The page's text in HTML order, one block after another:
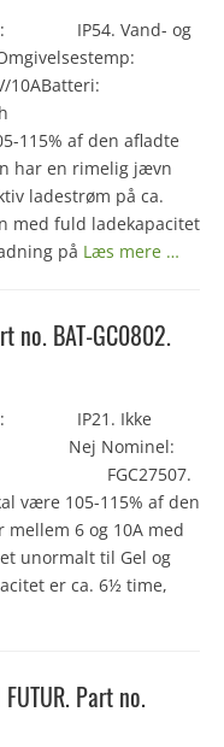
IP54. Vand- og
115% af den afladte
har en rimelig jævn
ladestrøm på ca.
med fuld ladekapacitet
på Læs mere …
no. BAT-GC0802.
IP21. Ikke
Nej Nominel:
være 105-115% af den
6 og 10A med
unormalt til Gel og
er ca. 6½ time,
Part no.